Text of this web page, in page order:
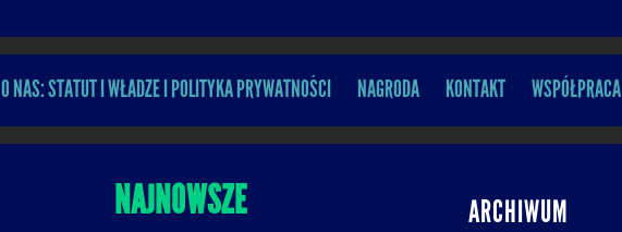
O NAS: STATUT I WŁADZE I POLITYKA PRYWATNOŚCI NAGRODA KONTAKT WSPÓŁPRACA
NAJNOWSZE ARCHIWUM